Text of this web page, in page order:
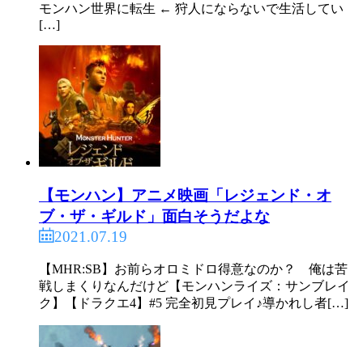
モンハン世界に転生 ← 狩人にならないで生活してい
[…]
【モンハン】アニメ映画「レジェンド・オ
ブ・ザ・ギルド」面白そうだよな
2021.07.19
【MHR:SB】お前らオロミドロ得意なのか？ 俺は苦
戦しまくりなんだけど【モンハンライズ：サンブレイ
ク】【ドラクエ4】#5 完全初見プレイ♪導かれし者[…]